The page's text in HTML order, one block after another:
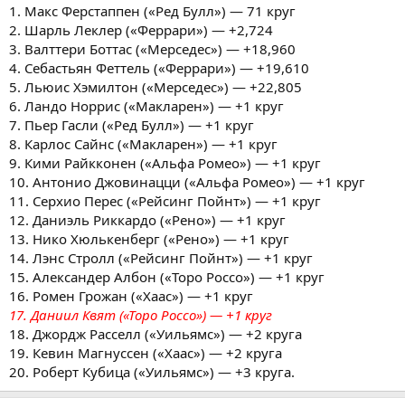
1. Макс Ферстаппен («Ред Булл») — 71 круг
2. Шарль Леклер («Феррари») — +2,724
3. Валттери Боттас («Мерседес») — +18,960
4. Себастьян Феттель («Феррари») — +19,610
5. Льюис Хэмилтон («Мерседес») — +22,805
6. Ландо Норрис («Макларен») — +1 круг
7. Пьер Гасли («Ред Булл») — +1 круг
8. Карлос Сайнс («Макларен») — +1 круг
9. Кими Райкконен («Альфа Ромео») — +1 круг
10. Антонио Джовинацци («Альфа Ромео») — +1 круг
11. Серхио Перес («Рейсинг Пойнт») — +1 круг
12. Даниэль Риккардо («Рено») — +1 круг
13. Нико Хюлькенберг («Рено») — +1 круг
14. Лэнс Стролл («Рейсинг Пойнт») — +1 круг
15. Александер Албон («Торо Россо») — +1 круг
16. Ромен Грожан («Хаас») — +1 круг
17. Даниил Квят («Торо Россо») — +1 круг
18. Джордж Расселл («Уильямс») — +2 круга
19. Кевин Магнуссен («Хаас») — +2 круга
20. Роберт Кубица («Уильямс») — +3 круга.